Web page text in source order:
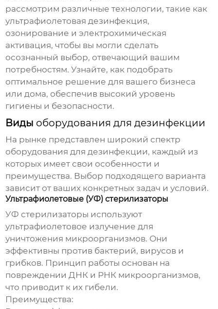
рассмотрим различные технологии, такие как
ультрафиолетовая дезинфекция,
озонирование и электрохимическая
активация, чтобы вы могли сделать
осознанный выбор, отвечающий вашим
потребностям. Узнайте, как подобрать
оптимальное решение для вашего бизнеса
или дома, обеспечив высокий уровень
гигиены и безопасности.
Виды оборудования для дезинфекции
На рынке представлен широкий спектр
оборудования для дезинфекции, каждый из
которых имеет свои особенности и
преимущества. Выбор подходящего варианта
зависит от ваших конкретных задач и условий.
Ультрафиолетовые (УФ) стерилизаторы
УФ стерилизаторы используют
ультрафиолетовое излучение для
уничтожения микроорганизмов. Они
эффективны против бактерий, вирусов и
грибков. Принцип работы основан на
повреждении ДНК и РНК микроорганизмов,
что приводит к их гибели.
Преимущества: